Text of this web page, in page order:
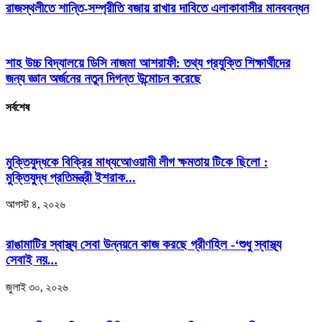
রাজস্থলীতে শান্তি-সম্প্রীতি বজায় রাখার দাবিতে এলাকাবাসীর মানববন্ধন
শাহ উচ্চ বিদ্যালয়ে ডিসি নাজমা আশরাফী: তথ্য প্রযুক্তি শিক্ষার্থীদের
জন্য জ্ঞান অর্জনের নতুন দিগন্ত উন্মোচন করেছে
সর্বশেষ
মুক্তিযুদ্ধকে বিক্রির মাধ্যআেওয়ামী লীগ ক্ষমতায় টিকে ছিলো :
মুক্তিযুদ্ধ প্রতিমন্ত্রী ইশরাক...
আগস্ট ৪, ২০২৬
রাঙামাটির স্বাস্থ্য সেবা উন্নয়নে কাজ করছে গ্রীণহিল -‘শুধু স্বাস্থ্য
সেবাই নয়...
জুলাই ৩০, ২০২৬